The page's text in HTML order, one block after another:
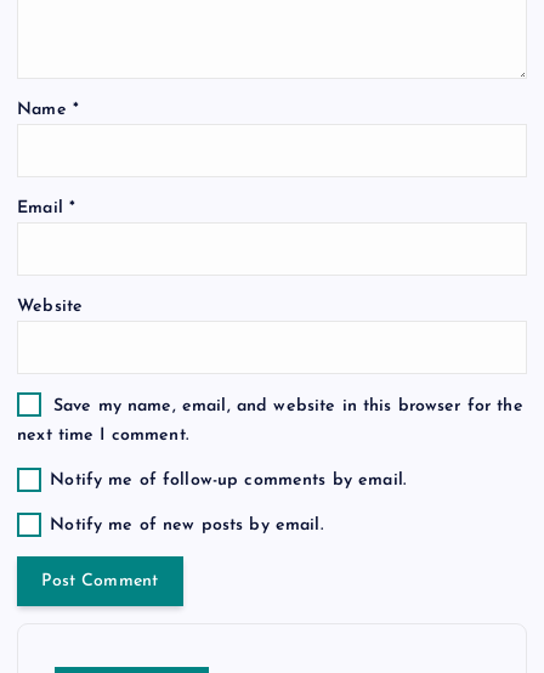
i
n
Name *
Email *
Website
Save my name, email, and website in this browser for the
next time I comment.
Notify me of follow-up comments by email.
Notify me of new posts by email.